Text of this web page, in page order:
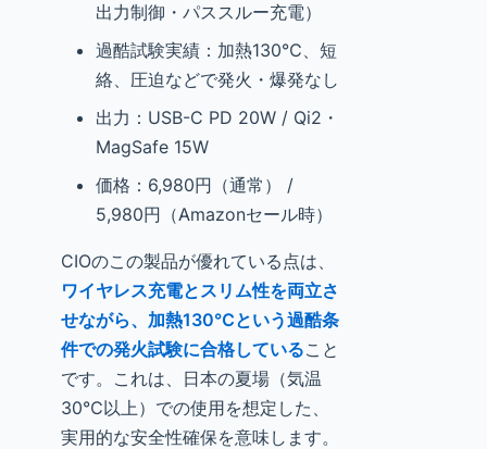
出力制御・パススルー充電）
過酷試験実績：加熱130℃、短
絡、圧迫などで発火・爆発なし
出力：USB-C PD 20W / Qi2・
MagSafe 15W
価格：6,980円（通常） /
5,980円（Amazonセール時）
CIOのこの製品が優れている点は、
ワイヤレス充電とスリム性を両立さ
せながら、加熱130℃という過酷条
件での発火試験に合格していること
です。これは、日本の夏場（気温
30℃以上）での使用を想定した、
実用的な安全性確保を意味します。